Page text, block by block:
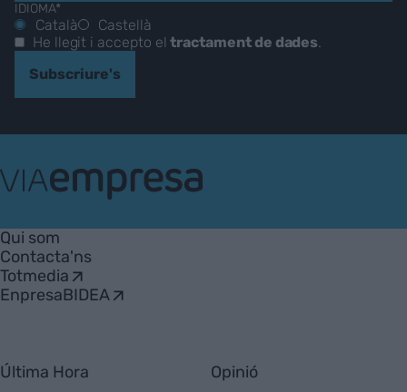
IDIOMA*
Català
Castellà
He llegit i accepto eltractament de dades.
Subscriure's
Empresa
Qui som
Contacta'ns
Totmedia
EnpresaBIDEA
Última Hora Opinió